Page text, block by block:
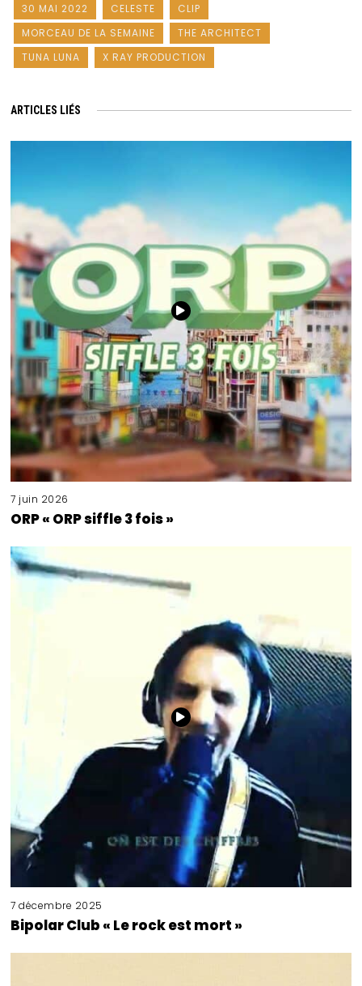
30 MAI 2022 CELESTE
CLIP
MORCEAU DE LA SEMAINE
THE ARCHITECT
TUNA LUNA
X RAY PRODUCTION
ARTICLES LIÉS
7 juin 2026
ORP « ORP siffle 3 fois »
7 décembre 2025
Bipolar Club « Le rock est mort »